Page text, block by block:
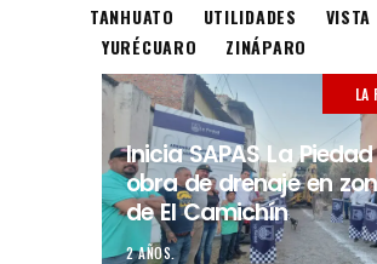
TANHUATO
UTILIDADES
VISTA
YURÉCUARO
ZINÁPARO
LA
Inicia SAPAS La Piedad
obra de drenaje en
de El Camichín
2 AÑOS.